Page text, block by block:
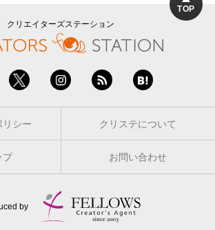
TOP
クリエイターズステーション
リシー クリステについて
プ お問い合わせ
by